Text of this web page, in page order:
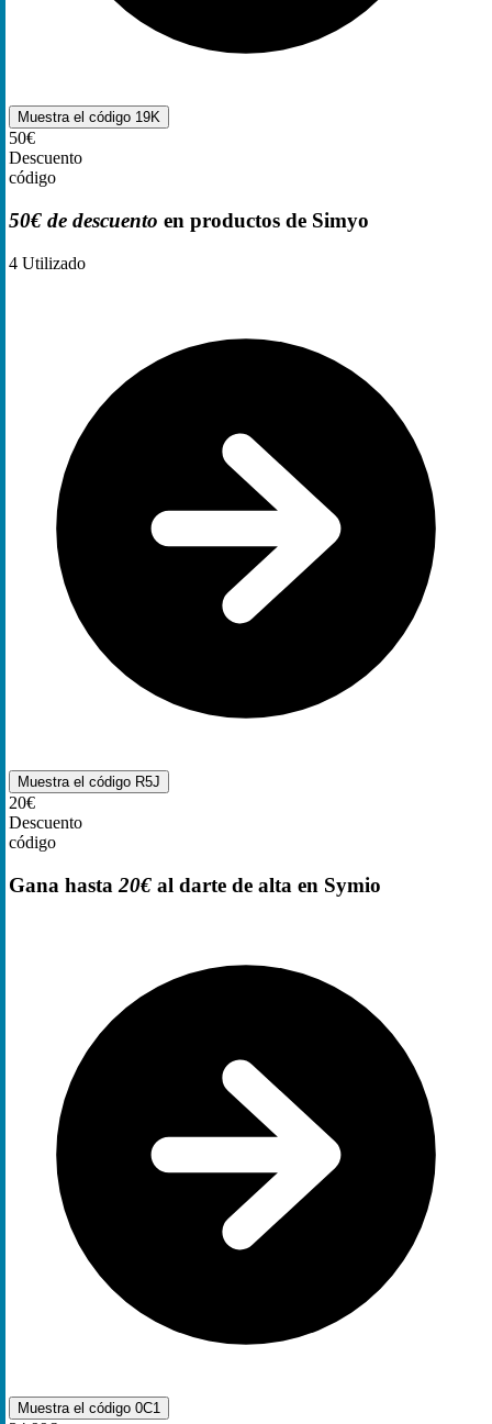
Muestra el código 19K
50€
Descuento
código
50€ de descuento en productos de Simyo
4 Utilizado
Muestra el código R5J
20€
Descuento
código
Gana hasta 20€ al darte de alta en Symio
Muestra el código 0C1